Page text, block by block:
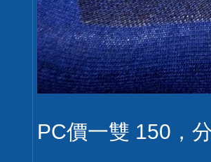
PC價一雙 150，